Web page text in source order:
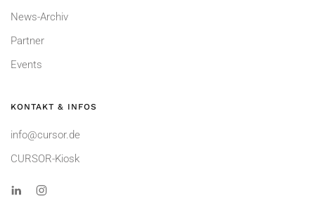
News-Archiv
Partner
Events
KONTAKT & INFOS
info@cursor.de
CURSOR-Kiosk